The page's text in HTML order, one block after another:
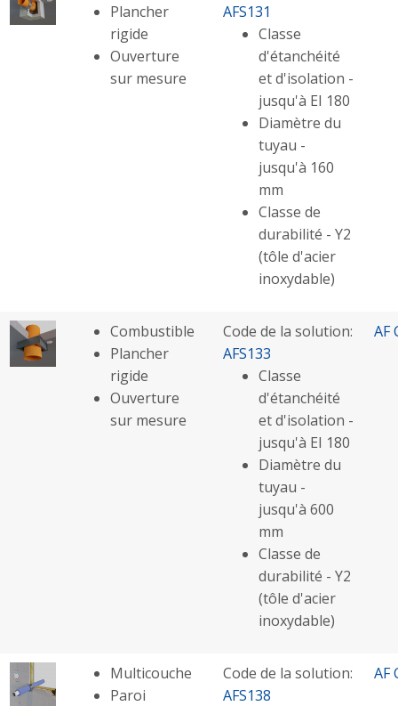
Plancher
rigide
Ouverture
sur mesure
AFS131
Classe
d'étanchéité
et d'isolation -
jusqu'à EI 180
Diamètre du
tuyau -
jusqu'à 160
mm
Classe de
durabilité - Y2
(tôle d'acier
inoxydable)
Combustible
Plancher
rigide
Ouverture
sur mesure
Code de la solution:
AFS133
Classe
d'étanchéité
et d'isolation -
jusqu'à EI 180
Diamètre du
tuyau -
jusqu'à 600
mm
Classe de
durabilité - Y2
(tôle d'acier
inoxydable)
AF
Multicouche
Paroi
Code de la solution:
AFS138
AF